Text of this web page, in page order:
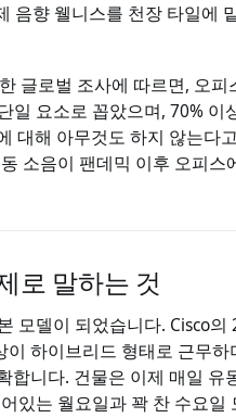
음향 웰니스를 천장 타일에
글로벌 조사에 따르면, 오피
요소로 꼽았으며, 70% 이
대해 아무것도 하지 않는다
소음이 팬데믹 이후 오피스
로 말하는 것
모델이 되었습니다. Cisco의
하이브리드 형태로 근무
합니다. 건물은 이제 매일 유
있는 월요일과 꽉 찬 수요일